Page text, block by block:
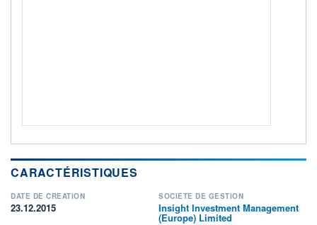
CARACTÉRISTIQUES
DATE DE CRÉATION
23.12.2015
SOCIÉTÉ DE GESTION
Insight Investment Management
(Europe) Limited